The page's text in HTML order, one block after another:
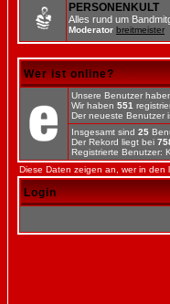
PERSONENKULT
Alles rund um
Moderator breitmeister
Wer ist online?
Unsere Benutzer
Wir haben 551
Der neueste Benutzer
Insgesamt sind 25
Der Rekord liegt bei
Registrierte Benutzer:
Diese Daten zeigen an, wer in den
Login